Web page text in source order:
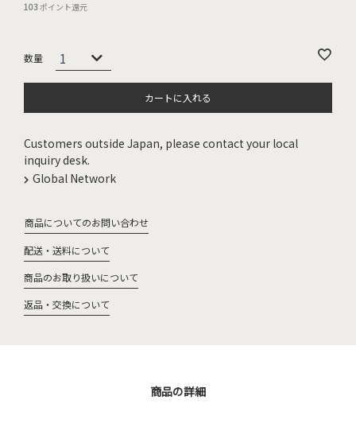
103ポイント還元
カートに入れる
Customers outside Japan, please contact your local
inquiry desk.
Global Network
商品についてのお問い合わせ
配送・送料について
商品のお取り扱いについて
返品・交換について
商品の詳細